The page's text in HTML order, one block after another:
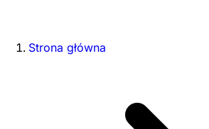
Strona główna